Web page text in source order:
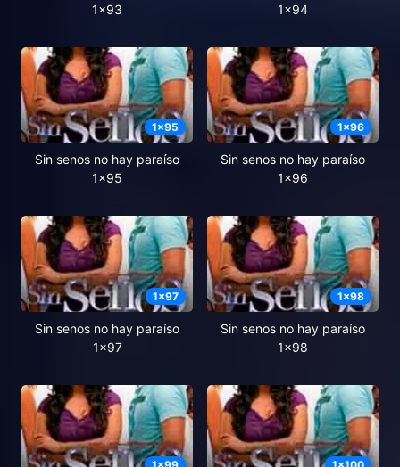
1x93
1x94
1x95
Sin senos no hay paraíso
1x95
1x96
Sin senos no hay paraíso
1x96
1x97
Sin senos no hay paraíso
1x97
1x98
Sin senos no hay paraíso
1x98